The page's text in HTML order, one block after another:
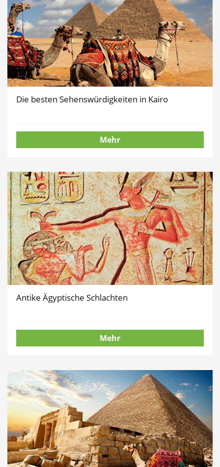
Die besten Sehenswürdigkeiten in Kairo
Mehr
Antike Ägyptische Schlachten
Mehr